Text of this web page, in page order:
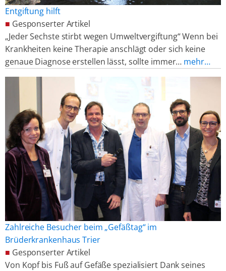
Entgiftung hilft
■ Gesponserter Artikel
„Jeder Sechste stirbt wegen Umweltvergiftung“ Wenn bei
Krankheiten keine Therapie anschlägt oder sich keine
genaue Diagnose erstellen lässt, sollte immer… mehr…
Zahlreiche Besucher beim „Gefäßtag“ im
Brüderkrankenhaus Trier
■ Gesponserter Artikel
Von Kopf bis Fuß auf Gefäße spezialisiert Dank seines